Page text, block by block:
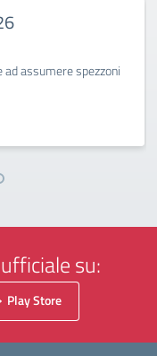
assumere spezzoni
su:
Play Store